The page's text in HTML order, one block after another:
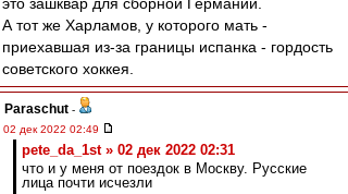
А тот же Харламов, у которого мать -
приехавшая из-за границы испанка - гордость
советского хоккея.
Paraschut -
02 дек 2022 02:49
pete_da_1st » 02 дек 2022 02:31
что и у меня от поездок в Москву. Русские
лица почти исчезли